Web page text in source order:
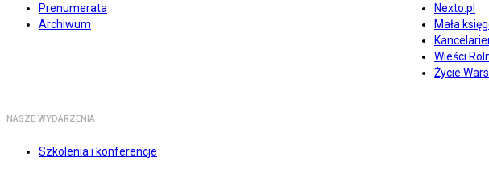
Prenumerata
Archiwum
Nexto.pl
Mała
Wieści
Życie
NASZE WYDARZENIA
Szkolenia i konferencje